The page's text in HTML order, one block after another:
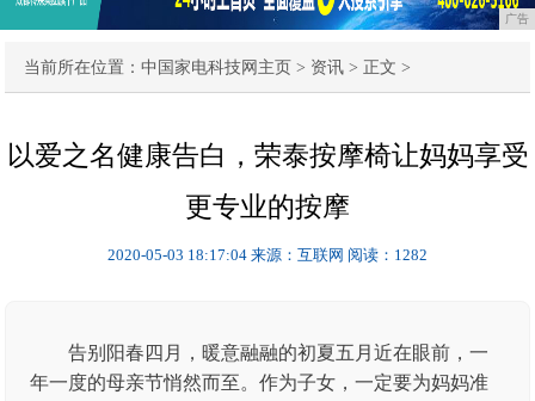
广告
当前所在位置：中国家电科技网主页 > 资讯 > 正文 >
以爱之名健康告白，荣泰按摩椅让妈妈享受
更专业的按摩
2020-05-03 18:17:04 来源：互联网 阅读：1282
告别阳春四月，暖意融融的初夏五月近在眼前，一
年一度的母亲节悄然而至。作为子女，一定要为妈妈准